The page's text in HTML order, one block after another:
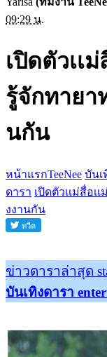
09:29 น.
เปิดตัวเเ
รู้จักทายา
นกัน
หน้าแรกTeeNee บันเ
ดารา เปิดตัวเเม่สื่อเ
งงานกัน
ข่าวดาราล่าสุด
บันเทิงดารา